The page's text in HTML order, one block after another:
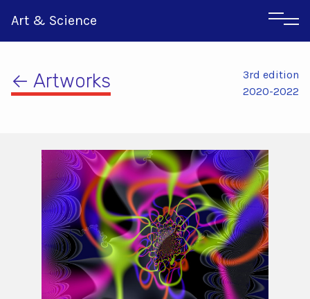
Art & Science
← Artworks
3rd edition
2020-2022